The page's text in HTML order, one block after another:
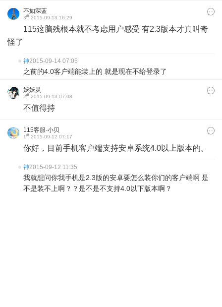
不如深蓝
3# 2015-09-13 16:29
115这脑残根本就不考虑用户感受 有2.3版本才真叫奇
怪了
神2015-09-14 07:05
之前的4.0客户端能装上的 就是现在不给登录了
妖妖灵
2# 2015-09-13 07:08
不值得持
115客服-小贝
1# 2015-09-12 07:17
你好，目前手机客户端支持安卓系统4.0以上版本的。
神2015-09-12 11:35
我就想问你我手机是2.3版的安卓要怎么装你们的客户端啊 是
不是装不上啊？？是不是不支持4.0以下版本啊？